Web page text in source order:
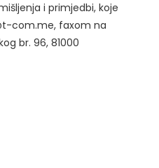
i primjedbi, koje
com.me, faxom na
br. 96, 81000